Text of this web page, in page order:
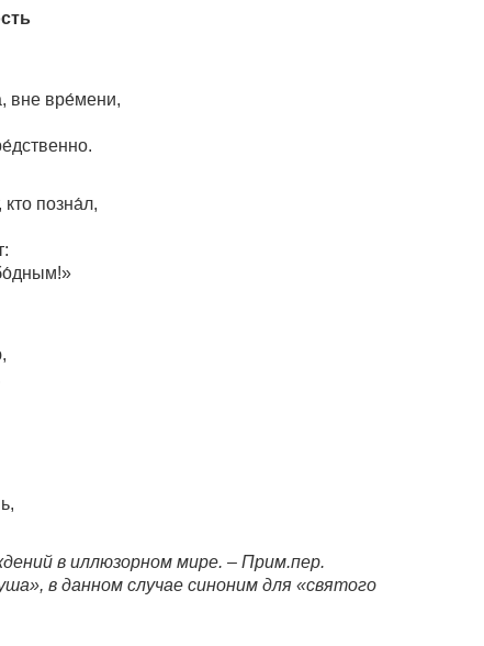
вне вре́мени,
позна́л,
в иллюзорном мире. – Прим.пер.
в данном случае синоним для «святого